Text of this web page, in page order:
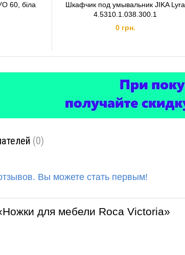
60, біла
Шкафчик под умывальник JIKA Lyra
4.5310.1.038.300.1
0 грн.
(0)
Вы можете стать первым!
для мебели Roca Victoria»